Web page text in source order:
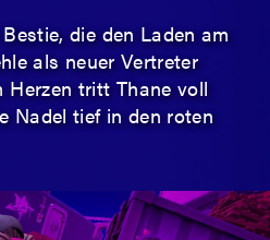
die den Laden am
als neuer Vertreter
Herzen tritt Thane voll
Nadel tief in den roten